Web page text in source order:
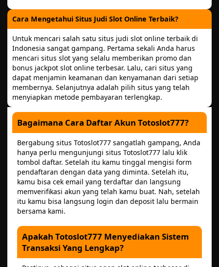
Cara Mengetahui Situs Judi Slot Online Terbaik?
Untuk mencari salah satu situs judi slot online terbaik di
Indonesia sangat gampang. Pertama sekali Anda harus
mencari situs slot yang selalu memberikan promo dan
bonus jackpot slot online terbesar. Lalu, cari situs yang
dapat menjamin keamanan dan kenyamanan dari setiap
membernya. Selanjutnya adalah pilih situs yang telah
menyiapkan metode pembayaran terlengkap.
Bagaimana Cara Daftar Akun Totoslot777?
Bergabung situs Totoslot777 sangatlah gampang, Anda
hanya perlu mengunjungi situs Totoslot777 lalu klik
tombol daftar. Setelah itu kamu tinggal mengisi form
pendaftaran dengan data yang diminta. Setelah itu,
kamu bisa cek email yang terdaftar dan langsung
memverifikasi akun yang telah kamu buat. Nah, setelah
itu kamu bisa langsung login dan deposit lalu bermain
bersama kami.
Apakah Totoslot777 Menyediakan Sistem
Transaksi Yang Lengkap?